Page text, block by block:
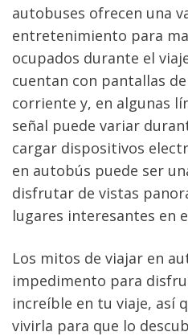
autobuses ofrecen una
entretenimiento para
ocupados durante el
cuentan con pantallas
corriente y, en algunas
señal puede variar
cargar dispositivos
en autobús puede ser
disfrutar de vistas
lugares interesantes en
Los mitos de viajar en
impedimento para
increíble en tu viaje, así
vivirla para que lo